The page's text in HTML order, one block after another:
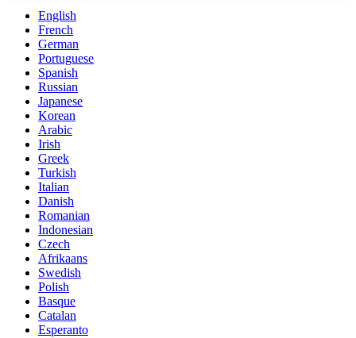
English
French
German
Portuguese
Spanish
Russian
Japanese
Korean
Arabic
Irish
Greek
Turkish
Italian
Danish
Romanian
Indonesian
Czech
Afrikaans
Swedish
Polish
Basque
Catalan
Esperanto